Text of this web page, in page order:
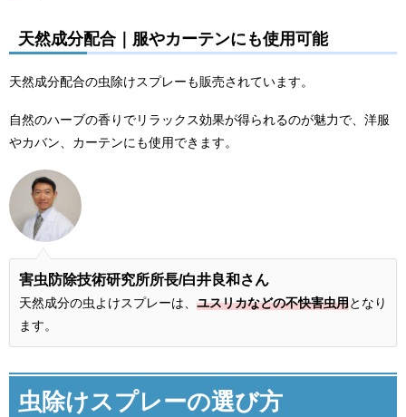
天然成分配合｜服やカーテンにも使用可能
天然成分配合の虫除けスプレーも販売されています。
自然のハーブの香りでリラックス効果が得られるのが魅力で、洋服
やカバン、カーテンにも使用できます。
害虫防除技術研究所所長/白井良和さん
天然成分の虫よけスプレーは、 ユスリカなどの不快害虫用となり
ます。
虫除けスプレーの選び方